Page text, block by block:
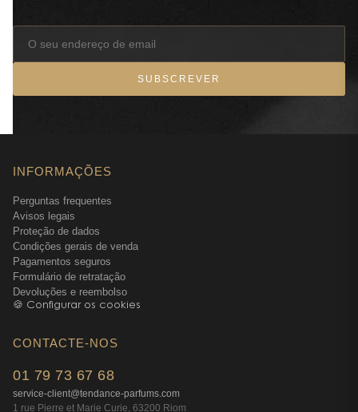
SUBSCREVER
INFORMAÇÕES
Perguntas frequentes
Avisos legais
Proteção de dados
Condições gerais de venda
Pagamentos seguros
Formulário de retratação
Devoluções e reembolso
🍪 Configurar os cookies
CONTACTE-NOS
01 79 73 67 68
service-client@tendance-parfums.com
1 rue Pierre et Marie Curie, 63200 Riom